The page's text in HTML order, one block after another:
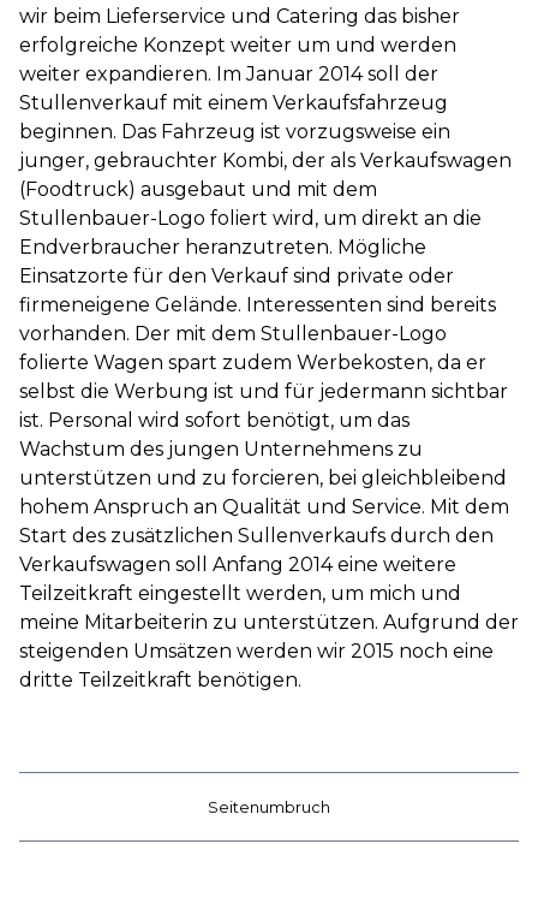
wir beim Lieferservice und Catering das bisher
erfolgreiche Konzept weiter um und werden
weiter expandieren. Im Januar 2014 soll der
Stullenverkauf mit einem Verkaufsfahrzeug
beginnen. Das Fahrzeug ist vorzugsweise ein
junger, gebrauchter Kombi, der als Verkaufswagen
(Foodtruck) ausgebaut und mit dem
Stullenbauer-Logo foliert wird, um direkt an die
Endverbraucher heranzutreten. Mögliche
Einsatzorte für den Verkauf sind private oder
firmeneigene Gelände. Interessenten sind bereits
vorhanden. Der mit dem Stullenbauer-Logo
folierte Wagen spart zudem Werbekosten, da er
selbst die Werbung ist und für jedermann sichtbar
ist. Personal wird sofort benötigt, um das
Wachstum des jungen Unternehmens zu
unterstützen und zu forcieren, bei gleichbleibend
hohem Anspruch an Qualität und Service. Mit dem
Start des zusätzlichen Sullenverkaufs durch den
Verkaufswagen soll Anfang 2014eine weitere
Teilzeitkraft eingestellt werden, um mich und
meine Mitarbeiterin zu unterstützen. Aufgrund der
steigenden Umsätzen werden wir 2015 noch eine
dritte Teilzeitkraft benötigen.
Seitenumbruch